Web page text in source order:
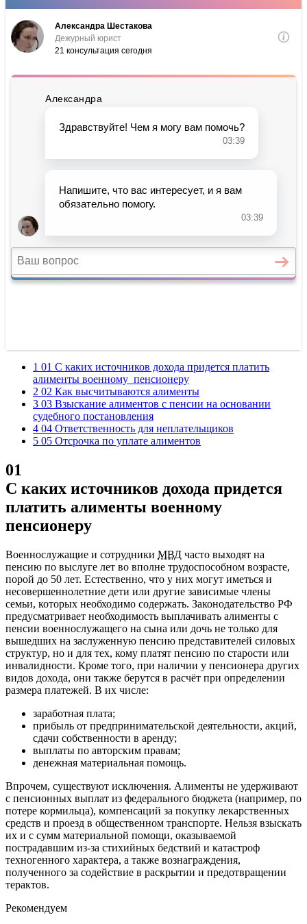
1 01 С каких источников дохода придется платить
алименты военному пенсионеру
2 02 Как высчитываются алименты
3 03 Взыскание алиментов с пенсии на основании
судебного постановления
4 04 Ответственность для неплательщиков
5 05 Отсрочка по уплате алиментов
01
С каких источников дохода придется
платить алименты военному
пенсионеру
Военнослужащие и сотрудники МВД часто выходят на
пенсию по выслуге лет во вполне трудоспособном возрасте,
порой до 50 лет. Естественно, что у них могут иметься и
несовершеннолетние дети или другие зависимые члены
семьи, которых необходимо содержать. Законодательство РФ
предусматривает необходимость выплачивать алименты с
пенсии военнослужащего на сына или дочь не только для
вышедших на заслуженную пенсию представителей силовых
структур, но и для тех, кому платят пенсию по старости или
инвалидности. Кроме того, при наличии у пенсионера других
видов дохода, они также берутся в расчёт при определении
размера платежей. В их числе:
заработная плата;
прибыль от предпринимательской деятельности, акций,
сдачи собственности в аренду;
выплаты по авторским правам;
денежная материальная помощь.
Впрочем, существуют исключения. Алименты не удерживают
с пенсионных выплат из федерального бюджета (например, по
потере кормильца), компенсаций за покупку лекарственных
средств и проезд в общественном транспорте. Нельзя взыскать
их и с сумм материальной помощи, оказываемой
пострадавшим из-за стихийных бедствий и катастроф
техногенного характера, а также вознаграждения,
полученного за содействие в раскрытии и предотвращении
терактов.
Рекомендуем